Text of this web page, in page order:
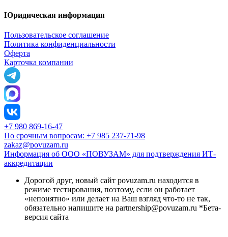
Юридическая информация
Пользовательское соглашение
Политика конфиденциальности
Оферта
Карточка компании
+7 980 869-16-47
По срочным вопросам: +7 985 237-71-98
zakaz@povuzam.ru
Информация об ООО «ПОВУЗАМ» для подтверждения ИТ-
аккредитации
Дорогой друг, новый сайт povuzam.ru находится в
режиме тестирования, поэтому, если он работает
«непонятно» или делает на Ваш взгляд что-то не так,
обязательно напишите на partnership@povuzam.ru *Бета-
версия сайта